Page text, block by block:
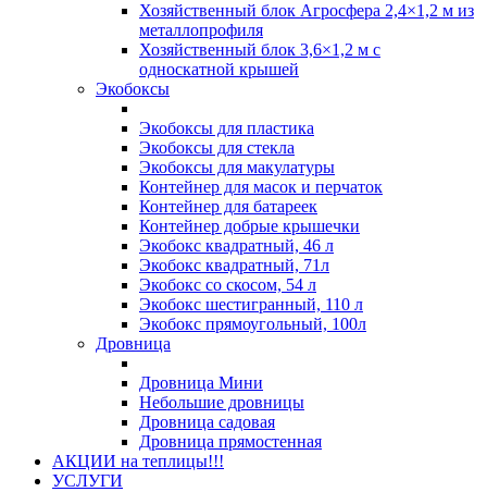
Хозяйственный блок Агросфера 2,4×1,2 м из
металлопрофиля
Хозяйственный блок 3,6×1,2 м с
односкатной крышей
Экобоксы
Экобоксы для пластика
Экобоксы для стекла
Экобоксы для макулатуры
Контейнер для масок и перчаток
Контейнер для батареек
Контейнер добрые крышечки
Экобокс квадратный, 46 л
Экобокс квадратный, 71л
Экобокс со скосом, 54 л
Экобокс шестигранный, 110 л
Экобокс прямоугольный, 100л
Дровница
Дровница Мини
Небольшие дровницы
Дровница садовая
Дровница прямостенная
АКЦИИ на теплицы!!!
УСЛУГИ